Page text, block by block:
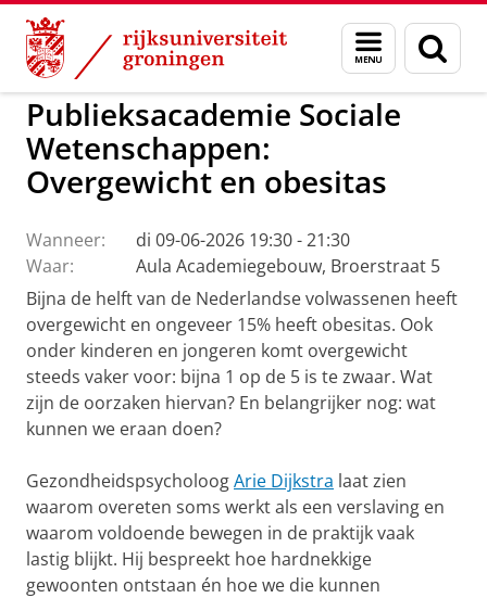
Skip
Content
Skip
Navigation
Menu
en
zoeken
GMW Activiteiten
Publieksacademie Sociale
Wetenschappen:
Overgewicht en obesitas
Wanneer:
di 09-06-2026 19:30 - 21:30
Waar:
Aula Academiegebouw, Broerstraat 5
Bijna de helft van de Nederlandse volwassenen heeft
overgewicht en ongeveer 15% heeft obesitas. Ook
onder kinderen en jongeren komt overgewicht
steeds vaker voor: bijna 1 op de 5 is te zwaar. Wat
zijn de oorzaken hiervan? En belangrijker nog: wat
kunnen we eraan doen?
GezondheidspsycholoogArie Dijkstra laat zien
waarom overeten soms werkt als een verslaving en
waarom voldoende bewegen in de praktijk vaak
lastig blijkt. Hij bespreekt hoe hardnekkige
gewoonten ontstaan én hoe we die kunnen